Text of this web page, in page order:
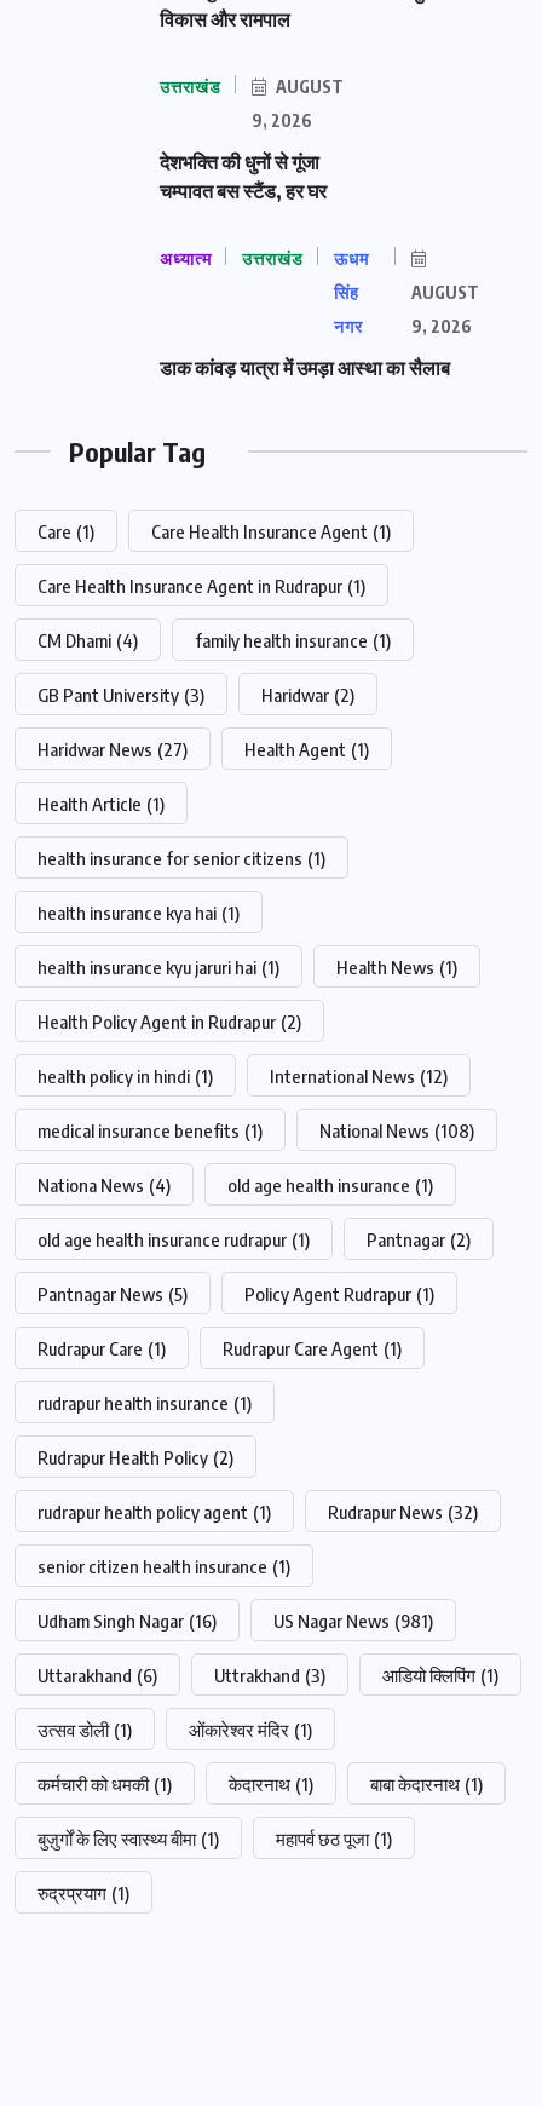
विकास और रामपाल
उत्तराखंड
AUGUST
9, 2026
देशभक्ति की धुनों से गूंजा
चम्पावत बस स्टैंड, हर घर
अध्यात्म उत्तराखंड
ऊधम
सिंह
नगर
AUGUST
9, 2026
डाक कांवड़ यात्रा में उमड़ा आस्था का सैलाब
Popular Tag
Care (1) Care Health Insurance Agent (1)
Care Health Insurance Agent in Rudrapur (1)
CM Dhami (4) family health insurance (1)
GB Pant University (3) Haridwar (2)
Haridwar News (27) Health Agent (1)
Health Article (1)
health insurance for senior citizens (1)
health insurance kya hai (1)
health insurance kyu jaruri hai (1) Health News (1)
Health Policy Agent in Rudrapur (2)
health policy in hindi (1) International News (12)
medical insurance benefits (1) National News (108)
Nationa News (4) old age health insurance (1)
old age health insurance rudrapur (1) Pantnagar (2)
Pantnagar News (5) Policy Agent Rudrapur (1)
Rudrapur Care (1) Rudrapur Care Agent (1)
rudrapur health insurance (1)
Rudrapur Health Policy (2)
rudrapur health policy agent (1) Rudrapur News (32)
senior citizen health insurance (1)
Udham Singh Nagar (16) US Nagar News (981)
Uttarakhand (6) Uttrakhand (3) आडियो क्लिपिंग (1)
उत्सव डोली (1) ओंकारेश्वर मंदिर (1)
कर्मचारी को धमकी (1) केदारनाथ (1) बाबा केदारनाथ (1)
बुज़ुर्गों के लिए स्वास्थ्य बीमा (1) महापर्व छठ पूजा (1)
रुद्रप्रयाग (1)